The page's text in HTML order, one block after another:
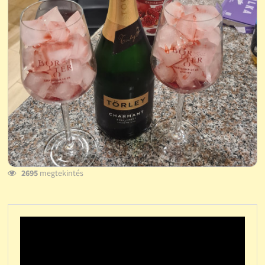
2695megtekintés